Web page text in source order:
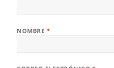
NOMBRE *